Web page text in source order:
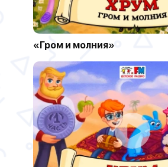
«Гром и молния»